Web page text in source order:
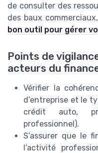
de consulter des
des baux
bon outil pour gérer
Points de
acteurs du
Vérifier la
d’entreprise et le
crédit auto,
professionnel).
S’assurer que le
l’activité